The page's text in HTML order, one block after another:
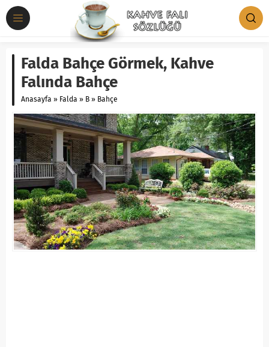
Falda Bahçe Görmek, Kahve
Falında Bahçe
Anasayfa » Falda » B » Bahçe